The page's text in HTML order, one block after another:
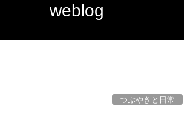
weblog
つぶやきと日常